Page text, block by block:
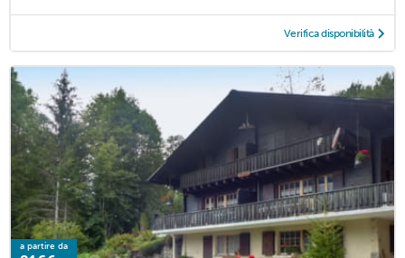
Verifica disponibilità
a partire da